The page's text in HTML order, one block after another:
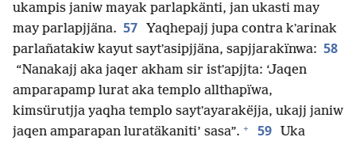
ukampis janiw mayak parlapkänti, jan ukasti may
may parlapjjäna. 57
Yaqhepajj jupa contra kʼarinak
parlañatakiw kayut saytʼasipjjäna, sapjjarakïnwa: 58
“Nanakajj aka jaqer akham sir istʼapjjta: ‘Jaqen
amparapamp lurat aka templo allthapïwa,
kimsürutjja yaqha templo saytʼayarakëjja, ukajj janiw
jaqen amparapan luratäkaniti’ sasa”. + 59
Uka